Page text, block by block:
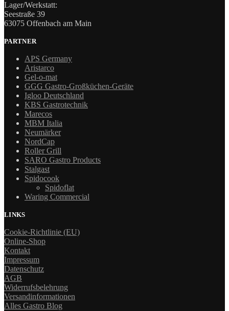
Lager/Werkstatt:
Seestraße 39
63075 Offenbach am Main
PARTNER
APS Germany
Aristarco
Gel-o-mat
GGG Gastro-Großküchen-Geräte
Igloo Deutschland
KBS Gastrotechnik
Marecos
MBM Italia
Neumärker
NordCap
Roller Grill
SARO Gastro Products
Stalgast
Spidocook
Spidoflat
Waring Commercial
LINKS
Cookie-Richtlinie (EU)
Online-Shop
Kontakt
Impressum
Datenschutz
AGB
Widerrufsbelehrung
Versandinformationen
Alles Gastro Blog